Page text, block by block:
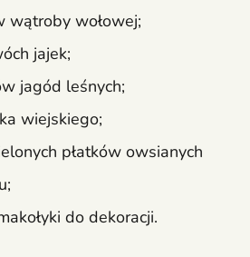
wątroby wołowej;
jajek;
jagód leśnych;
wiejskiego;
płatków owsianych
do dekoracji.